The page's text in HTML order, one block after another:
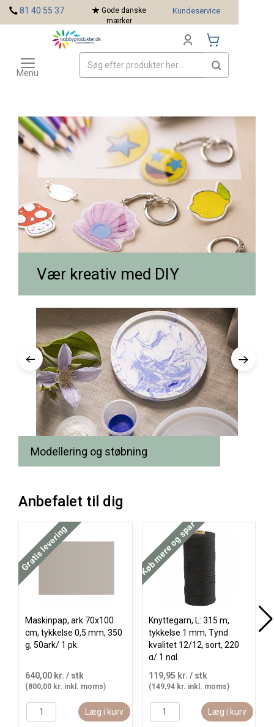
Vær kreativ med DIY
Modellering og støbning
Anbefalet til dig
Gratis levering
Maskinpap, ark 70x100
cm, tykkelse 0,5 mm, 350
g, 50ark/ 1 pk.
640,00 kr. / stk
(800,00 kr. inkl. moms)
Læg i kurv
Køb mere og spar
Knyttegarn, L: 315 m,
tykkelse 1 mm, Tynd
kvalitet 12/12, sort, 220
g/ 1 ngl.
119,95 kr. / stk
(149,94 kr. inkl. moms)
Læg i kurv
81 40 55 37
Gode danske
mærker
Kundeservice
Toggle
navigation
Menu
Mærker